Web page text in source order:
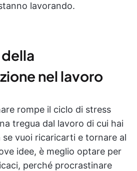
lavorando.
nel lavoro
rompe il ciclo di stress
tregua dal lavoro di cui hai
vuoi ricaricarti e tornare al
idee, è meglio optare per
perché procrastinare